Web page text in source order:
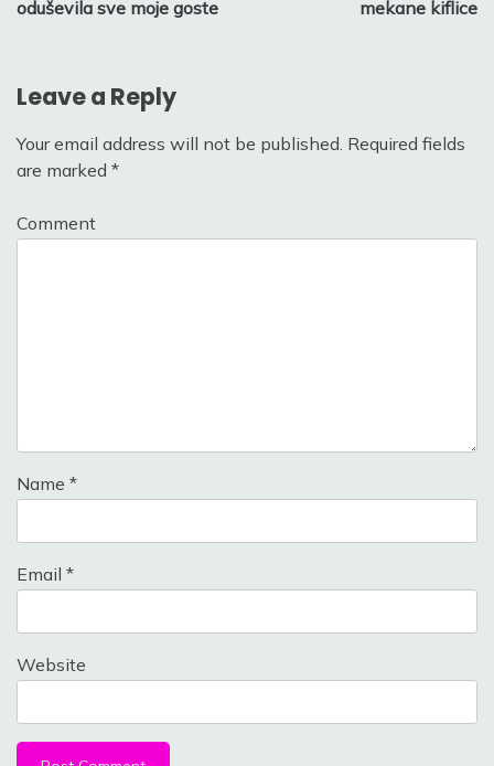
oduševila sve moje goste mekane kiflice
Leave a Reply
Your email address will not be published. Required fields
are marked *
Comment
Name *
Email *
Website